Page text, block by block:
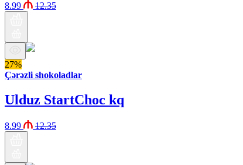
8.99 12.35
27%
Çərəzli shokoladlar
Ulduz StartChoc kq
8.99 12.35